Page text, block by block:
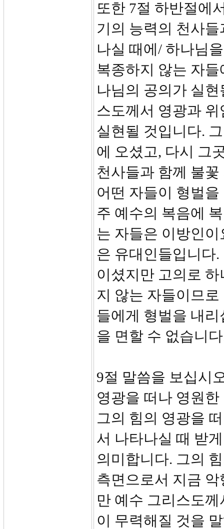
또한 7절 하반절에
기의 능력의 천사
나실 때에/ 하나님
복종하지 않는 자
나님의 공의가 실
스도께서 영광과
실현될 것입니다.
에 오셨고, 다시 그
천사들과 함께 불
어떤 자들이 형벌
주 예수의 복음에
는 자들은 이방인
은 유대인들입니다
이셨지만 고의로
지 않는 자들이므
들에게 형벌을 내
을 면할 수 없습니
9절 말씀을 보십시
영광을 떠나 영원
그의 힘의 영광을
서 나타나실 때 받
의미합니다. 그의
측면으로서 지금
만 예수 그리스도
이 무력해질 것을